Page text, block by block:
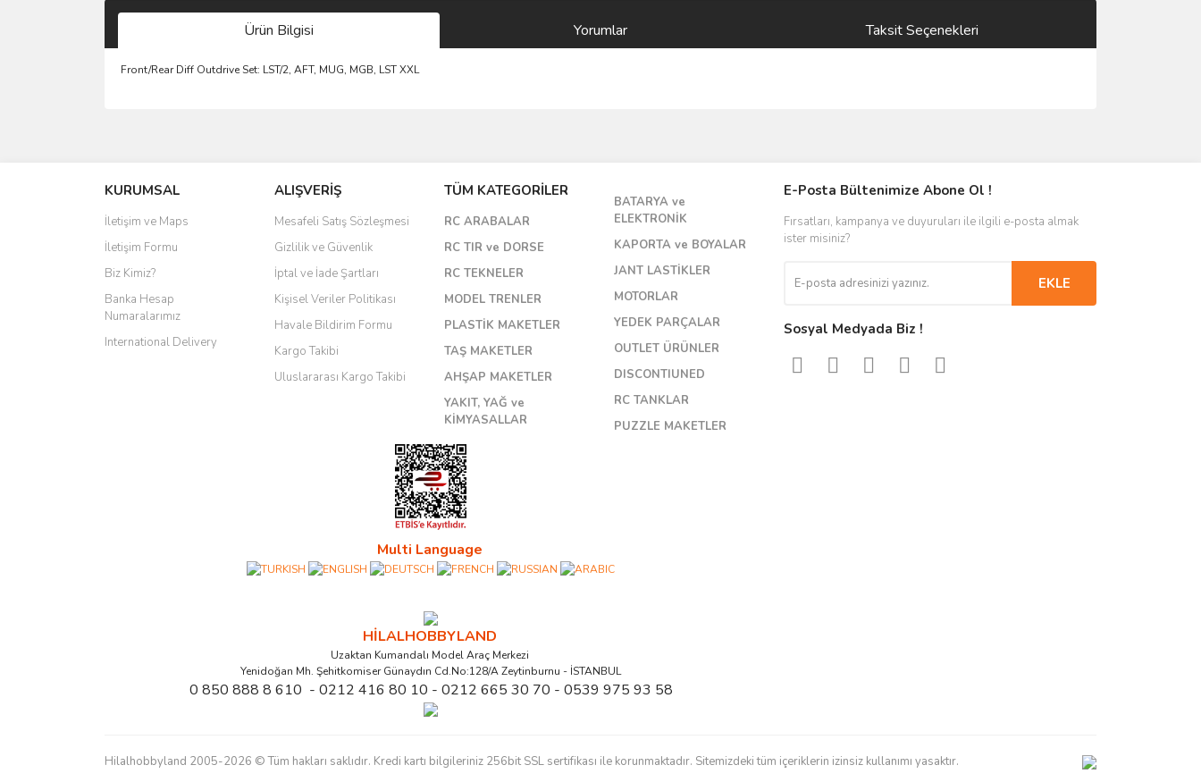
Ürün Bilgisi Yorumlar Taksit Seçenekleri
Front/Rear Diff Outdrive Set: LST/2, AFT, MUG, MGB, LST XXL
Yorum Yaz
KURUMSAL
İletişim ve Maps
İletişim Formu
Biz Kimiz?
Banka Hesap
Numaralarımız
International Delivery
ALIŞVERİŞ
Mesafeli Satış Sözleşmesi
Gizlilik ve Güvenlik
İptal ve İade Şartları
Kişisel Veriler Politikası
Havale Bildirim Formu
Kargo Takibi
Uluslararası Kargo Takibi
TÜM KATEGORİLER
RC ARABALAR
RC TIR ve DORSE
RC TEKNELER
MODEL TRENLER
PLASTİK MAKETLER
TAŞ MAKETLER
AHŞAP MAKETLER
YAKIT, YAĞ ve
KİMYASALLAR
BATARYA ve
ELEKTRONİK
KAPORTA ve BOYALAR
JANT LASTİKLER
MOTORLAR
YEDEK PARÇALAR
OUTLET ÜRÜNLER
DISCONTIUNED
RC TANKLAR
PUZZLE MAKETLER
Multi Language
HİLALHOBBYLAND
Uzaktan Kumandalı Model Araç Merkezi
Yenidoğan Mh. Şehitkomiser Günaydın Cd.No:128/A Zeytinburnu - İSTANBUL
0 850 888 8 610 - 0212 416 80 10 - 0212 665 30 70 - 0539 975 93 58
E-Posta Bültenimize Abone Ol !
Fırsatları, kampanya ve duyuruları ile ilgili e-posta almak
ister misiniz?
EKLE
Sosyal Medyada Biz !
Hilalhobbyland 2005-2026 © Tüm hakları saklıdır. Kredi kartı bilgileriniz 256bit SSL sertifikası ile korunmaktadır. Sitemizdeki tüm içeriklerin izinsiz kullanımı yasaktır.